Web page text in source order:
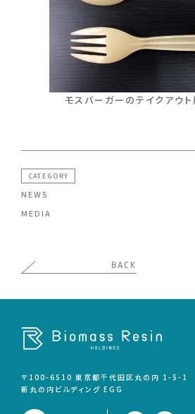
モスバーガーのテイクアウト
CATEGORY
NEWS
MEDIA
BACK
〒100-6510 東京都千代田区丸の内 1-5-1
新丸の内ビルディング゙ EGG